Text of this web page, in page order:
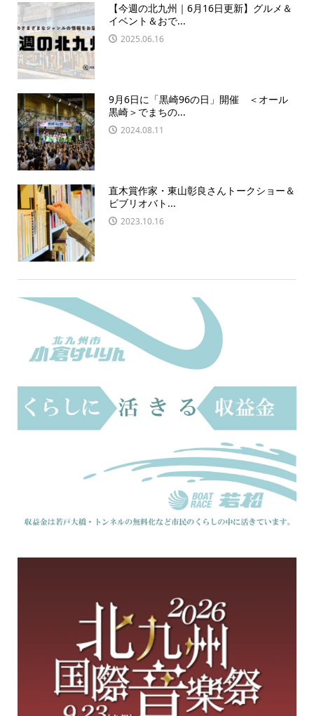
【今週の北九州｜6月16日更新】グルメ＆
イベント＆おで...
2025.06.16
9月6日に「黒崎96の日」開催 ＜オール
黒崎＞でまちの...
2024.08.11
直木賞作家・東山彰良さんトークショー＆
ビブリオバト...
2023.10.16